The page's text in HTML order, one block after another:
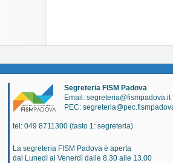
Segreteria FISM Padova
Email: segreteria@fismpadova.it
PEC:
tel: 049 8711300 (tasto 1: segreteria)
La segreteria FISM Padova è aperta
dal Lunedì al Venerdì dalle 8.30 alle 13.00